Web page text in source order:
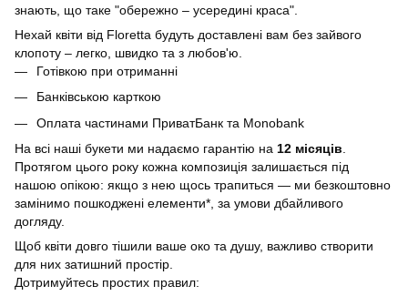
знають, що таке "обережно – усередині краса".
Нехай квіти від Floretta будуть доставлені вам без зайвого
клопоту – легко, швидко та з любов'ю.
Готівкою при отриманні
Банківською карткою
Оплата частинами ПриватБанк та Monobank
На всі наші букети ми надаємо гарантію на 12 місяців
Протягом цього року кожна композиція залишається під
нашою опікою: якщо з нею щось трапиться — ми безкоштовно
замінимо пошкоджені елементи*, за умови дбайливого
догляду.
Щоб квіти довго тішили ваше око та душу, важливо створити
для них затишний простір.
Дотримуйтесь простих правил: